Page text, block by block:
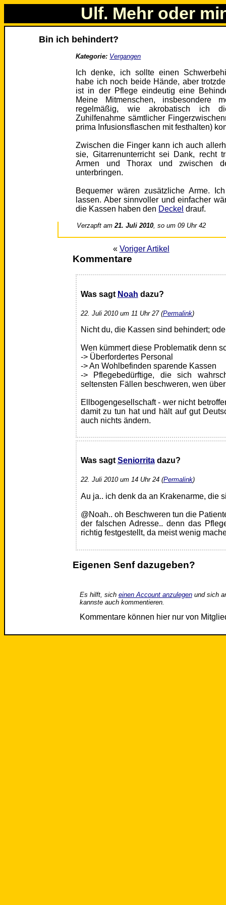
Ulf. Mehr oder
Bin ich behindert?
Kategorie: Vergangen
Ich denke, ich sollte einen
habe ich noch beide Hände, aber
ist in der Pflege eindeutig eine
Meine Mitmenschen, insbesondere
regelmäßig, wie akrobatisch ich
Zuhilfenahme sämtlicher
prima Infusionsflaschen mit festhalten)
Zwischen die Finger kann ich auch
sie, Gitarrenunterricht sei Dank, recht
Armen und Thorax und zwischen
unterbringen.
Bequemer wären zusätzliche Arme.
lassen. Aber sinnvoller und einfacher
die Kassen haben den Deckel drauf.
Verzapft am21. Juli 2010, so um 09 Uhr 42
« Voriger Artikel
Kommentare
Was sagt Noah dazu?
22. Juli 2010 um 11 Uhr 27 (Permalink)
Nicht du, die Kassen sind behindert;
Wen kümmert diese Problematik denn
-> Überfordertes Personal
-> An Wohlbefinden sparende Kassen
-> Pflegebedürftige, die sich
seltensten Fällen beschweren, wen
Ellbogengesellschaft - wer nicht
damit zu tun hat und hält auf gut
auch nichts ändern.
Was sagt Seniorritadazu?
22. Juli 2010 um 14 Uhr 24 (Permalink)
Au ja.. ich denk da an Krakenarme, die
@Noah.. oh Beschweren tun die
der falschen Adresse.. denn das
richtig festgestellt, da meist wenig
Eigenen Senf dazugeben?
Es hilft, sich einen Account anzulegenund sich
kannste auch kommentieren.
Kommentare können hier nur von